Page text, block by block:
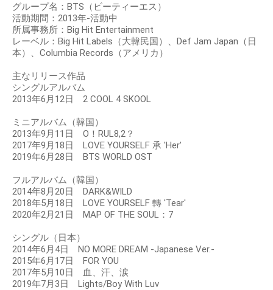
グループ名：BTS（ビーティーエス）
活動期間：2013年-活動中
所属事務所：Big Hit Entertainment
レーベル：Big Hit Labels（大韓民国）、Def Jam Japan（日
本）、Columbia Records（アメリカ）
主なリリース作品
シングルアルバム
2013年6月12日 2 COOL 4 SKOOL
ミニアルバム（韓国）
2013年9月11日 O！RUL8,2？
2017年9月18日 LOVE YOURSELF 承 'Her'
2019年6月28日 BTS WORLD OST
フルアルバム（韓国）
2014年8月20日 DARK&WILD
2018年5月18日 LOVE YOURSELF 轉 'Tear'
2020年2月21日 MAP OF THE SOUL：7
シングル（日本）
2014年6月4日 NO MORE DREAM -Japanese Ver.-
2015年6月17日 FOR YOU
2017年5月10日 血、汗、涙
2019年7月3日 Lights/Boy With Luv